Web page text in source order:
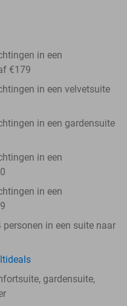
in een
€179
in een velvetsuite
in een gardensuite
in een
in een
in een suite naar
gardensuite,